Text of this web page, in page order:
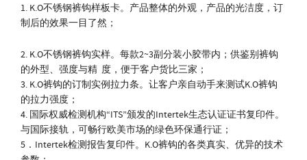
1. K.O不锈钢裤钩样板卡。产品整体的外观，产品的光洁度，订
制后的效果一目了然；
2. K.O不锈钢裤钩实样。每款2~3副分装小胶带内；供鉴别裤钩
的外型、强度与精 度，便于客户货比三家；
3. K.O裤钩的订制实例拉力条。让客户亲自动手来测试K.O裤钩
的拉力强度；
4. 国际权威检测机构“ITS”颁发的Intertek生态认证证书复印件。
与国际接轨，可畅行欧美市场的绿色环保通行证；
5．Intertek检测报告复印件。K.O裤钩的各类真实、优异的技术